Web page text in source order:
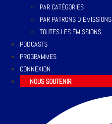
PAR CATÉGORIES
PAR PATRONS D’ÉMISSIONS
TOUTES LES ÉMISSIONS
PODCASTS
PROGRAMMES
CONNEXION
NOUS SOUTENIR